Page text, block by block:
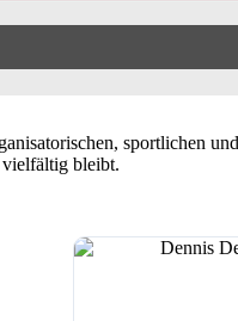
sportlichen
vielfältig bleibt.